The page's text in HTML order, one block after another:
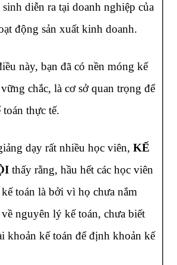
diễn ra tại doanh nghiệp của
động sản xuất kinh doanh.
này, bạn đã có nền móng kế
chắc, là cơ sở quan trọng để
thực tế.
dạy rất nhiều học viên,KẾ
thấy rằng, hầu hết các học viên
toán là bởi vì họ chưa nắm
nguyên lý kế toán, chưa biết
khoản kế toán để định khoản kế